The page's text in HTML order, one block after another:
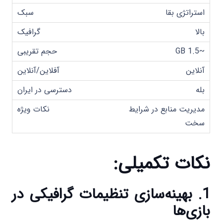
استراتژی بقا
بالا
~1.5 GB
آنلاین
بله
مدیریت منابع در شرایط
سخت
نکات تکمیلی:
1. بهینه‌سازی تنظیمات گرافیکی در
بازی‌ها